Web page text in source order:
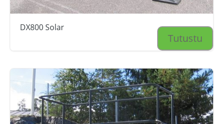
DX800 Solar
Tutustu